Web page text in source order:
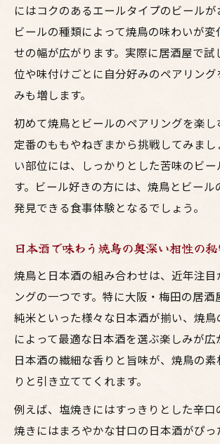
にはコクのあるエールタイプのビールが
ビールの種類によって焼鳥の味わいが
せの幅が広がります。実際に居酒屋で試
位や味付けごとに自分好みのペアリング
みも増します。
初めて焼鳥とビールのペアリングを楽
定番のももやねぎまから挑戦してみま
い部位には、しっかりとした苦味のビ
す。ビール好きの方には、焼鳥とビール
発見できる食事体験となるでしょう。
日本酒で味わう焼鳥の奥深い相性の秘
焼鳥と日本酒の組み合わせは、近年注目
ングの一つです。特に大阪・梅田の居酒
純米といった様々な日本酒が揃い、焼
によって最適な日本酒を選ぶ楽しみが広
日本酒の繊細な香りと旨味が、焼鳥の
りと引き立ててくれます。
例えば、塩焼きにはすっきりとした辛口
焼きにはまろやかな甘口の日本酒がぴっ